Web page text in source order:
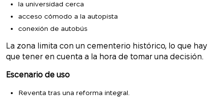
la universidad cerca
acceso cómodo a la autopista
conexión de autobús
La zona limita con un cementerio histórico, lo que hay
que tener en cuenta a la hora de tomar una decisión.
Escenario de uso
Reventa tras una reforma integral.